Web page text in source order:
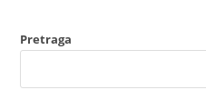
Pretraga